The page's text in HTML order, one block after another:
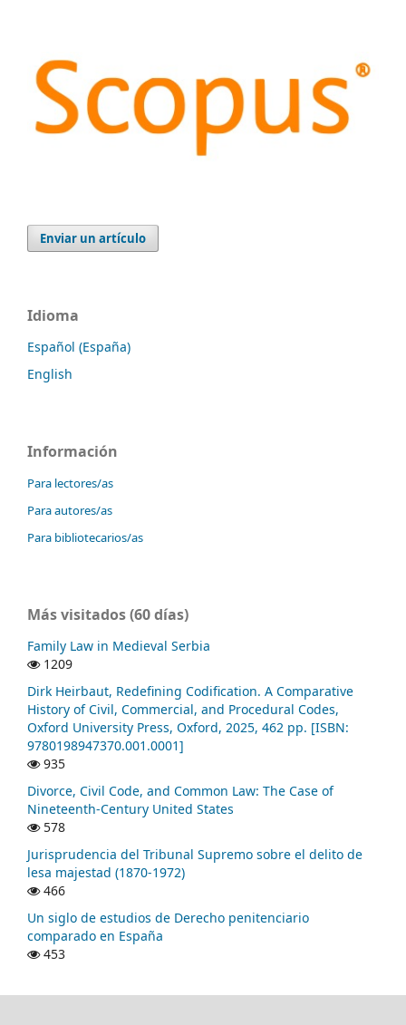
Enviar un artículo
Idioma
Español (España)
English
Información
Para lectores/as
Para autores/as
Para bibliotecarios/as
Más visitados (60 días)
Family Law in Medieval Serbia
1209
Dirk Heirbaut, Redefining Codification. A Comparative
History of Civil, Commercial, and Procedural Codes,
Oxford University Press, Oxford, 2025, 462 pp. [ISBN:
9780198947370.001.0001]
935
Divorce, Civil Code, and Common Law: The Case of
Nineteenth-Century United States
578
Jurisprudencia del Tribunal Supremo sobre el delito de
lesa majestad (1870-1972)
466
Un siglo de estudios de Derecho penitenciario
comparado en España
453